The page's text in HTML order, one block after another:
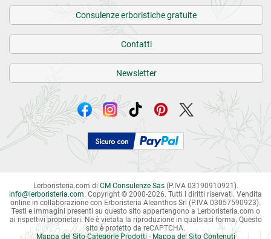
Consulenze erboristiche gratuite
Contatti
Newsletter
Lerboristeria.com di CM Consulenze Sas(P.IVA 03190910921).
info@lerboristeria.com. Copyright © 2000-2026. Tutti i diritti riservati. Vendita
online in collaborazione con Erboristeria Aleanthos Srl (P.IVA 03057590923).
Testi e immagini presenti su questo sito appartengono a Lerboristeria.com o
ai rispettivi proprietari. Ne è vietata la riproduzione in qualsiasi forma. Questo
sito è protetto da reCAPTCHA.
Mappa del Sito Categorie Prodotti - Mappa del Sito Contenuti